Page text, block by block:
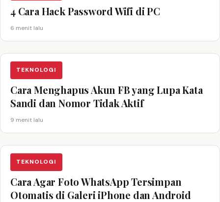
4 Cara Hack Password Wifi di PC
6 menit lalu
TEKNOLOGI
Cara Menghapus Akun FB yang Lupa Kata
Sandi dan Nomor Tidak Aktif
9 menit lalu
TEKNOLOGI
Cara Agar Foto WhatsApp Tersimpan
Otomatis di Galeri iPhone dan Android